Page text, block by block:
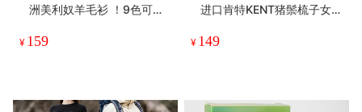
洲美利奴羊毛衫 ！9色可
领 保暖亲肤不扎肤
¥ 159
进口肯特KENT猪鬃梳子女气
毛顺发梳
¥ 149